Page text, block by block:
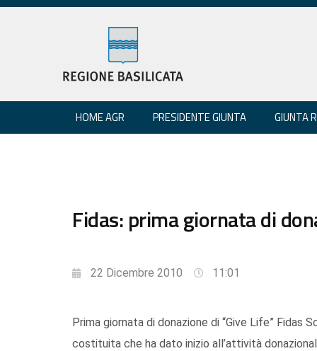
HOME AGR PRESIDENTE GIUNTA GIUNTA
Fidas: prima giornata di
22 Dicembre 2010 11:01
Prima giornata di donazione di “Give Life” Fidas
costituita che ha dato inizio all’attività